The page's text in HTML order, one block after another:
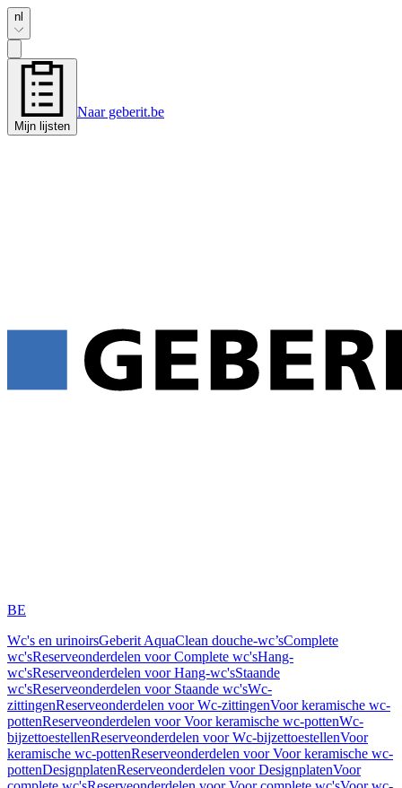
nl
Mijn lijsten
Naar geberit.be
BE
Wc's en urinoirsGeberit AquaClean douche-wc’sComplete
wc'sReserveonderdelen voor Complete wc'sHang-
wc'sReserveonderdelen voor Hang-wc'sStaande
wc'sReserveonderdelen voor Staande wc'sWc-
zittingenReserveonderdelen voor Wc-zittingenVoor keramische wc-
pottenReserveonderdelen voor Voor keramische wc-pottenWc-
bijzettoestellenReserveonderdelen voor Wc-bijzettoestellenVoor
keramische wc-pottenReserveonderdelen voor Voor keramische wc-
pottenDesignplatenReserveonderdelen voor DesignplatenVoor